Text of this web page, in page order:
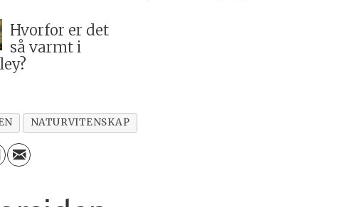
Hvorfor er det
så varmt i
NATURVITENSKAP